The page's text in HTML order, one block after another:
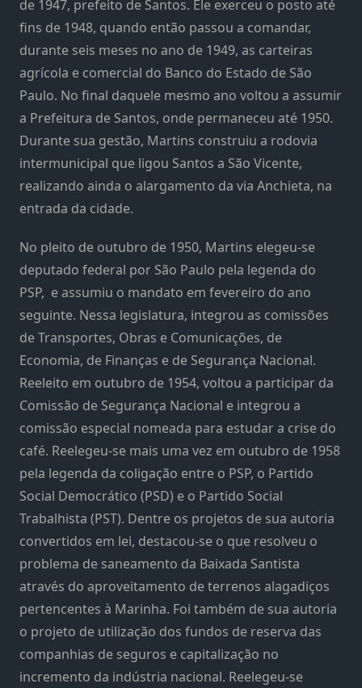
de 1947, prefeito de Santos. Ele exerceu o posto até
fins de 1948, quando então passou a comandar,
durante seis meses no ano de 1949, as carteiras
agrícola e comercial do Banco do Estado de São
Paulo. No final daquele mesmo ano voltou a assumir
a Prefeitura de Santos, onde permaneceu até 1950.
Durante sua gestão, Martins construiu a rodovia
intermunicipal que ligou Santos a São Vicente,
realizando ainda o alargamento da via Anchieta, na
entrada da cidade.
No pleito de outubro de 1950, Martins elegeu-se
deputado federal por São Paulo pela legenda do
PSP, e assumiu o mandato em fevereiro do ano
seguinte. Nessa legislatura, integrou as comissões
de Transportes, Obras e Comunicações, de
Economia, de Finanças e de Segurança Nacional.
Reeleito em outubro de 1954, voltou a participar da
Comissão de Segurança Nacional e integrou a
comissão especial nomeada para estudar a crise do
café. Reelegeu-se mais uma vez em outubro de 1958
pela legenda da coligação entre o PSP, o Partido
Social Democrático (PSD) e o Partido Social
Trabalhista (PST). Dentre os projetos de sua autoria
convertidos em lei, destacou-se o que resolveu o
problema de saneamento da Baixada Santista
através do aproveitamento de terrenos alagadiços
pertencentes à Marinha. Foi também de sua autoria
o projeto de utilização dos fundos de reserva das
companhias de seguros e capitalização no
incremento da indústria nacional. Reelegeu-se